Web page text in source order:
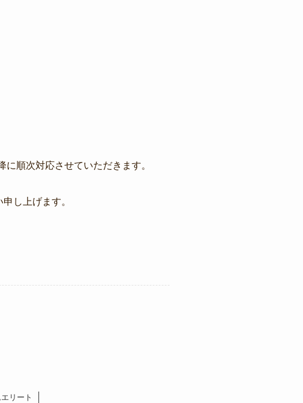
順次対応させていただきます。
し上げます。
リート